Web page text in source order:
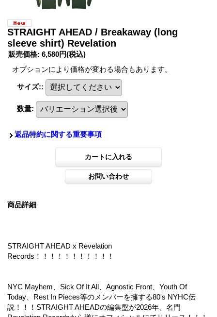
STRAIGHT AHEAD / Breakaway (long
sleeve shirt) Revelation
販売価格: 6,580円(税込)
オプションにより価格が変わる場合もあります。
サイズ::
数量:
返品特約に関する重要事項
商品詳細
STRAIGHT AHEAD x Revelation
Records！！！！！！！！！！！
NYC Mayhem、Sick Of It All、Agnostic Front、Youth Of
Today、Rest In Pieces等のメンバーを擁する80's NYHC伝
説！！！STRAIGHT AHEADの編集盤が2026年、名門